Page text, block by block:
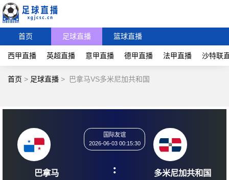
首页 足球直播 篮球直播
西甲直播 英超直播 意甲直播 德甲直播 法甲直播 沙特联
首页 > 足球直播 > 巴拿马VS多米尼加共和国
2026-06-03 00:15:30